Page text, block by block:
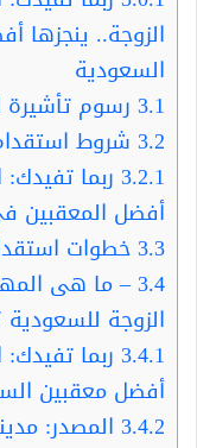
الزوجة.. ينجزها
السعودية
3.1 رسوم تأشيرة
3.2 شروط
3.2.1 ربما
أفضل المعقبين
3.3خطوات
3.4– ما هى
الزوجة للسعودية
3.4.1 ربما
أفضل معقبين
3.4.2 المصدر: